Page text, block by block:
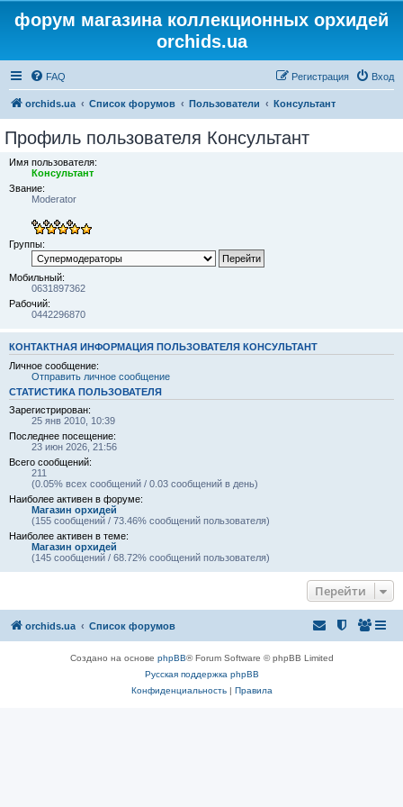
форум магазина коллекционных орхидей
orchids.ua
FAQ Вход
Регистрация
orchids.ua Список форумов Пользователи Консультант
Профиль пользователя Консультант
Имя пользователя:
Консультант
Звание:
Moderator
Группы:
Мобильный:
0631897362
Рабочий:
0442296870
КОНТАКТНАЯ ИНФОРМАЦИЯ ПОЛЬЗОВАТЕЛЯ КОНСУЛЬТАНТ
Личное сообщение:
Отправить личное сообщение
СТАТИСТИКА ПОЛЬЗОВАТЕЛЯ
Зарегистрирован:
25 янв 2010, 10:39
Последнее посещение:
23 июн 2026, 21:56
Всего сообщений:
211
(0.05% всех сообщений / 0.03 сообщений в день)
Наиболее активен в форуме:
Магазин орхидей
(155 сообщений / 73.46% сообщений пользователя)
Наиболее активен в теме:
Магазин орхидей
(145 сообщений / 68.72% сообщений пользователя)
Перейти
orchids.ua Список форумов
Создано на основе phpBB® Forum Software © phpBB Limited
Русская поддержка phpBB
Конфиденциальность| Правила